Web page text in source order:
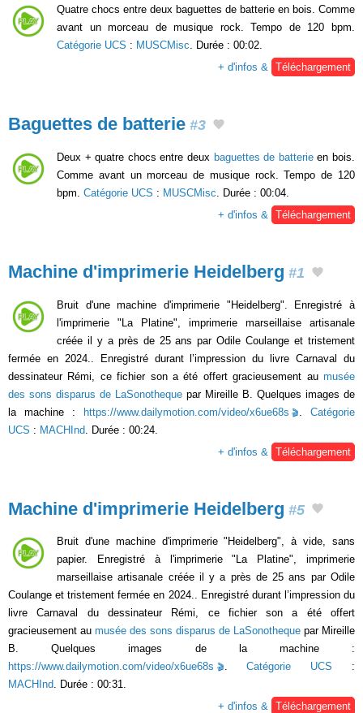
Quatre chocs entre deux baguettes de batterie en bois. Comme
avant un morceau de musique rock. Tempo de 120 bpm.
Catégorie UCS : MUSCMisc. Durée : 00:02.
+ d'infos & Téléchargement
Baguettes de batterie #3
Deux + quatre chocs entre deux baguettes de batterieen bois.
Comme avant un morceau de musique rock. Tempo de 120
bpm. Catégorie UCS : MUSCMisc . Durée : 00:04.
+ d'infos &
Téléchargement
Machine d'imprimerie Heidelberg #1
Bruit d'une machine d'imprimerie "Heidelberg". Enregistré à
l'imprimerie "La Platine", imprimerie marseillaise artisanale
créée il y a près de 25 ans par Odile Coulange et tristement
fermée en 2024.. Enregistré durant l’impression du livre Carnaval du
dessinateur Rémi, ce fichier son a été offert gracieusement au musée
des sons disparus de LaSonotheque par Mireille B. Quelques images de
la machine : https://www.dailymotion.com/video/x6ue68s
Catégorie
UCS : MACHInd . Durée : 00:24.
+ d'infos &
Téléchargement
Machine d'imprimerie Heidelberg #5
Bruit d'une machine d'imprimerie "Heidelberg", à vide, sans
papier. Enregistré à l'imprimerie "La Platine", imprimerie
marseillaise artisanale créée il y a près de 25 ans par Odile
Coulange et tristement fermée en 2024.. Enregistré durant l’impression du
livre Carnaval du dessinateur Rémi, ce fichier son a été offert
gracieusement au musée des sons disparus de LaSonotheque par Mireille
B. Quelques images de la machine :
https://www.dailymotion.com/video/x6ue68s
.Catégorie UCS :
MACHInd. Durée : 00:31.
+ d'infos & Téléchargement